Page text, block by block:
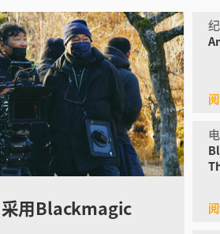
采用Blackmagic